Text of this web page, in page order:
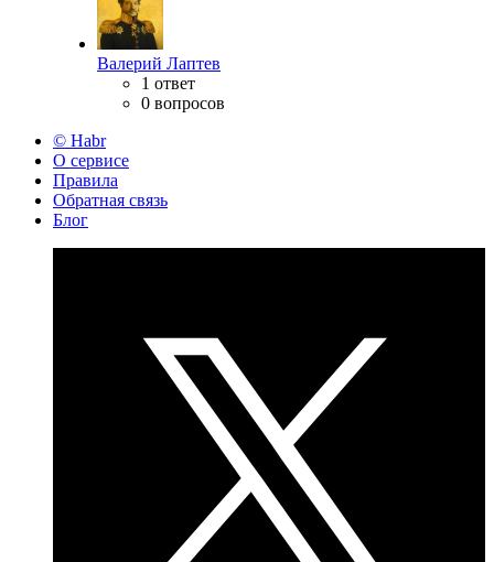
Валерий Лаптев
1 ответ
0 вопросов
© Habr
О сервисе
Правила
Обратная связь
Блог